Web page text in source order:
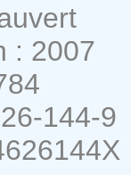
: 2007
144-9